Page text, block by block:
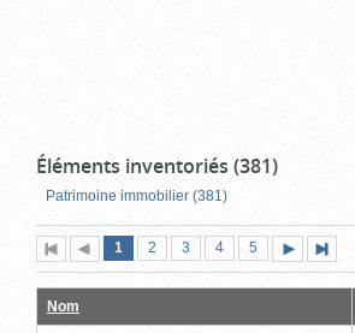
Éléments inventoriés (381)
Patrimoine immobilier (381)
Première
page
Page
précédente
Page
1 (page
actuelle)
Page
2 Page
3 Page
4 Page
5
suivante
page
Nom